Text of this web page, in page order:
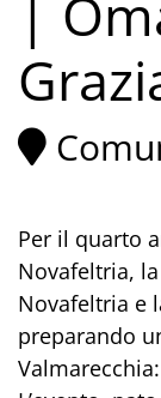
|
Per il quarto
Novafeltria,
Novafeltria e
preparando